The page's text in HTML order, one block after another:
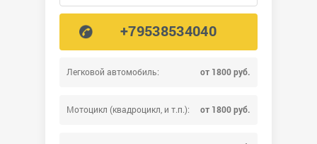
Легковой автомобиль: от 1800 руб.
Мотоцикл (квадроцикл, и т.п.): от 1800 руб.
+79538534040